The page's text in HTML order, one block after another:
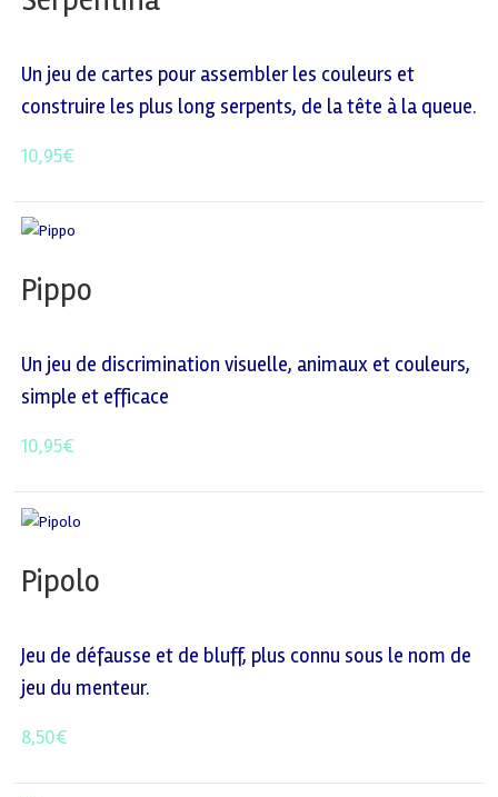
Un jeu de cartes pour assembler les couleurs et
construire les plus long serpents, de la tête à la queue.
10,95€
Pippo
Un jeu de discrimination visuelle, animaux et couleurs,
simple et efficace
10,95€
Pipolo
Jeu de défausse et de bluff, plus connu sous le nom de
jeu du menteur.
8,50€